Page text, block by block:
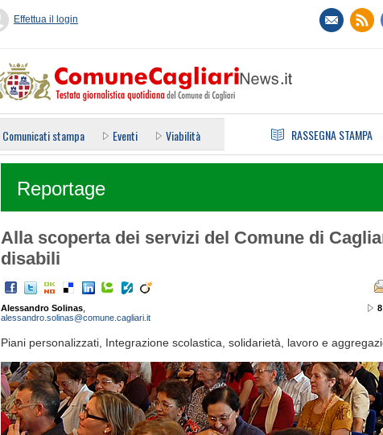
Effettua il login
Comunicati stampa Eventi Viabilità RASSEGNA STAMPA
Reportage
Alla scoperta dei servizi del Comune di
disabili
Alessandro Solinas
alessandro.solinas@comune.cagliari.it
Piani personalizzati, Integrazione scolastica, solidarietà, lavoro e